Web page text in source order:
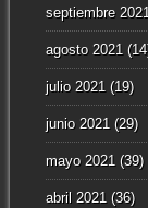
septiembre 2021
agosto 2021
julio 2021 (19)
junio 2021 (29)
mayo 2021 (39)
abril 2021 (36)